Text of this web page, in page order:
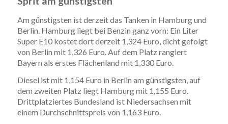
Am günstigsten ist derzeit das Tanken in Hamburg und
Berlin. Hamburg liegt bei Benzin ganz vorn: Ein Liter
Super E10 kostet dort derzeit 1,324 Euro, dicht gefolgt
von Berlin mit 1,326 Euro. Auf dem Platz rangiert
Bayern als erstes Flächenland mit 1,330 Euro.
Diesel ist mit 1,154 Euro in Berlin am günstigsten, auf
dem zweiten Platz liegt Hamburg mit 1,155 Euro.
Drittplatziertes Bundesland ist Niedersachsen mit
einem Durchschnittspreis von 1,163 Euro.